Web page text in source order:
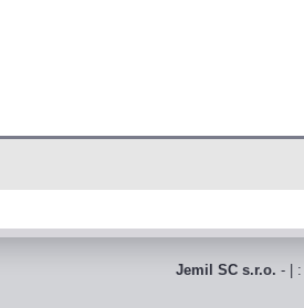
Jemil SC s.r.o. - |